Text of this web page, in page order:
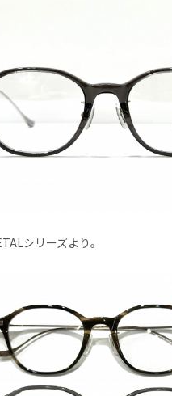
シリーズより。